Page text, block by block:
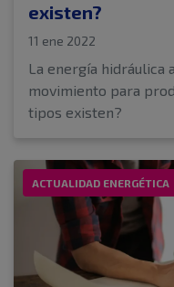
existen?
11 ene 2022
La energía hidráulica
movimiento para
tipos existen?
ACTUALIDAD ENERGÉTICA